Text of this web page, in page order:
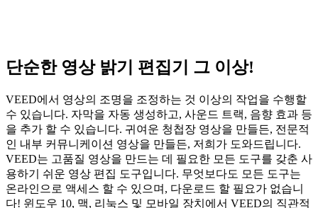
단순한 영상 밝기 편집기 그 이상!
VEED에서 영상의 조명을 조정하는 것 이상의 작업을 수행할
수 있습니다. 자막을 자동 생성하고, 사운드 트랙, 음향 효과 등
을 추가 할 수 있습니다. 귀여운 청첩장 영상을 만들든, 전문적
인 내부 커뮤니케이션 영상을 만들든, 저희가 도와드립니다.
VEED는 고품질 영상을 만드는 데 필요한 모든 도구를 갖춘 사
용하기 쉬운 영상 편집 도구입니다. 무엇보다도 모든 도구는
온라인으로 액세스 할 수 있으며, 다운로드 할 필요가 없습니
다! 윈도우 10, 맥, 리눅스 및 모바일 장치에서 VEED의 직관적